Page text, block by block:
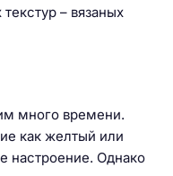
– вязаных
много времени.
как желтый или
настроение. Однако